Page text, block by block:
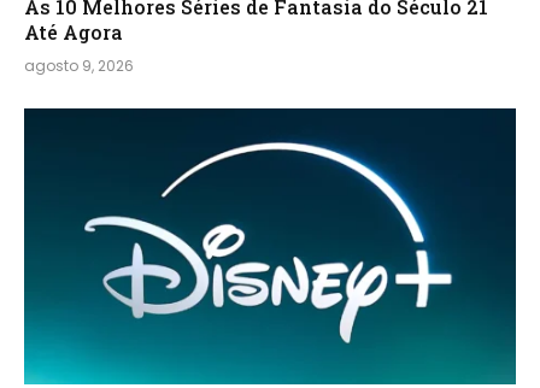
As 10 Melhores Séries de Fantasia do Século 21
Até Agora
agosto 9, 2026